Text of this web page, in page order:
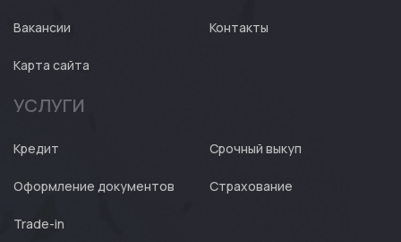
Вакансии Контакты
Карта сайта
УСЛУГИ
Кредит Срочный выкуп
Оформление документов Страхование
Trade-in